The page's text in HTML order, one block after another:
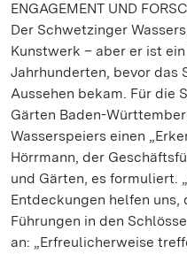
ENGAGEMENT UND
Der Schwetzinger
Kunstwerk – aber er ist
Jahrhunderten, bevor das
Aussehen bekam. Für die
Gärten Baden-
Wasserspeiers einen
Hörrmann, der
und Gärten, es formuliert.
Entdeckungen helfen
Führungen in den
an: „Erfreulicherweise